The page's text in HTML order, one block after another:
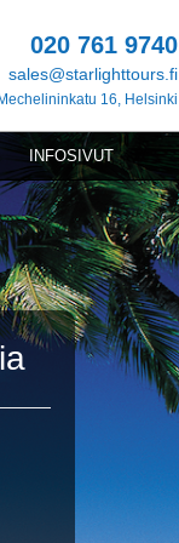
020 761 9740
sales@starlighttours.fi
Mechelininkatu 16, Helsinki
INFOSIVUT